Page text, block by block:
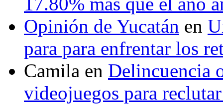
Opinión de Yucatán en
para para enfrentar los
Camila en Delincuencia
videojuegos para